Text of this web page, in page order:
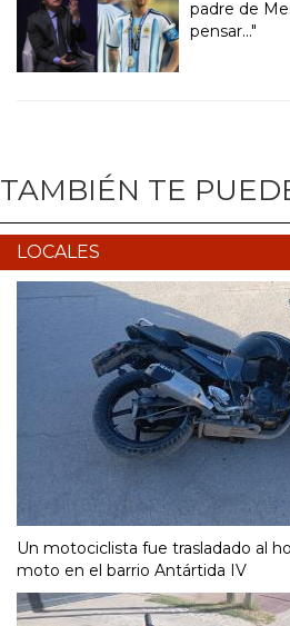
padre de
pensar..."
TAMBIÉN TE
LOCALES
Un motociclista fue trasladado al
moto en el barrio Antártida IV